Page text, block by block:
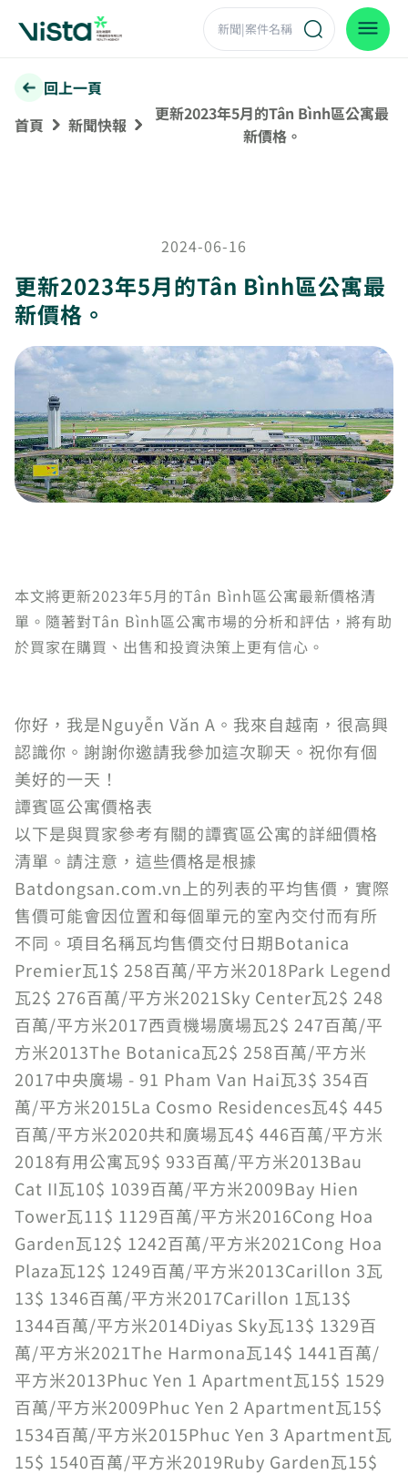
回上一頁
首頁
新聞快報
更新2023年5月的Tân Bình區公寓最
新價格。
2024-06-16
更新2023年5月的Tân Bình區公寓最
新價格。
本文將更新2023年5月的Tân Bình區公寓最新價格清
單。隨著對Tân Bình區公寓市場的分析和評估，將有助
於買家在購買、出售和投資決策上更有信心。
你好，我是Nguyễn Văn A。我來自越南，很高興
認識你。謝謝你邀請我參加這次聊天。祝你有個
美好的一天！
譚賓區公寓價格表
以下是與買家參考有關的譚賓區公寓的詳細價格
清單。請注意，這些價格是根據
Batdongsan.com.vn上的列表的平均售價，實際
售價可能會因位置和每個單元的室內交付而有所
不同。項目名稱瓦均售價交付日期Botanica
Premier瓦1$ 258百萬/平方米2018Park Legend
瓦2$ 276百萬/平方米2021Sky Center瓦2$ 248
百萬/平方米2017西貢機場廣場瓦2$ 247百萬/平
方米2013The Botanica瓦2$ 258百萬/平方米
2017中央廣場 - 91 Pham Van Hai瓦3$ 354百
萬/平方米2015La Cosmo Residences瓦4$ 445
百萬/平方米2020共和廣場瓦4$ 446百萬/平方米
2018有用公寓瓦9$ 933百萬/平方米2013Bau
Cat II瓦10$ 1039百萬/平方米2009Bay Hien
Tower瓦11$ 1129百萬/平方米2016Cong Hoa
Garden瓦12$ 1242百萬/平方米2021Cong Hoa
Plaza瓦12$ 1249百萬/平方米2013Carillon 3瓦
13$ 1346百萬/平方米2017Carillon 1瓦13$
1344百萬/平方米2014Diyas Sky瓦13$ 1329百
萬/平方米2021The Harmona瓦14$ 1441百萬/
平方米2013Phuc Yen 1 Apartment瓦15$ 1529
百萬/平方米2009Phuc Yen 2 Apartment瓦15$
1534百萬/平方米2015Phuc Yen 3 Apartment瓦
15$ 1540百萬/平方米2019Ruby Garden瓦15$